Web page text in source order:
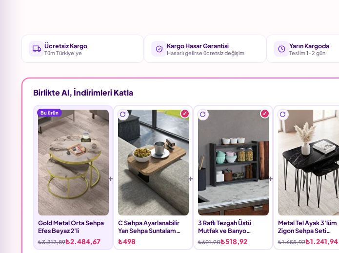
Ücretsiz Kargo
Tüm Türkiye'ye
Kargo Hasar Garantisi
Hasarlı gelirse ücretsiz değişim
Yarın Kargoda
Teslim 1-2 gün
Birlikte Al, İndirimleri Katla
Bu ürün
Gold Metal Orta Sehpa
Efes Beyaz 2'li
₺3.312,89₺2.484,67
C Sehpa Ayarlanabilir
Yan Sehpa Suntalam
Kahverengi
₺498
3 Raflı Tezgah Üstü
Mutfak ve Banyo
Düzenleyici Raf Bendir
Siyah
₺691,90₺518,92
Metal Tel Ayak 3'lüm
Zigon Sehpa Seti
Suntalam Bendir Siyah
₺1.655,92₺1.241,94